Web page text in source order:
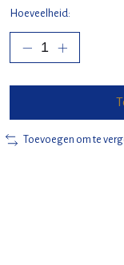
Hoeveelheid:
Toevoegen om te